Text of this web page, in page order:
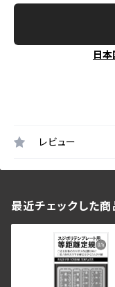
日
レビュー
最近チェックした商